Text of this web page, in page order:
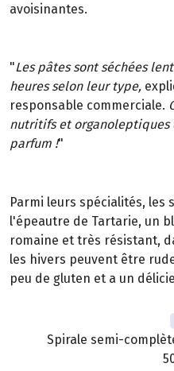
avoisinantes.
"Les pâtes sont séchées
heures selon leur type,
responsable commerciale.
nutritifs et organoleptiques
parfum !"
Parmi leurs spécialités, les
l'épeautre de Tartarie, un
romaine et très résistant,
les hivers peuvent être
peu de gluten et a un
Spirale semi-